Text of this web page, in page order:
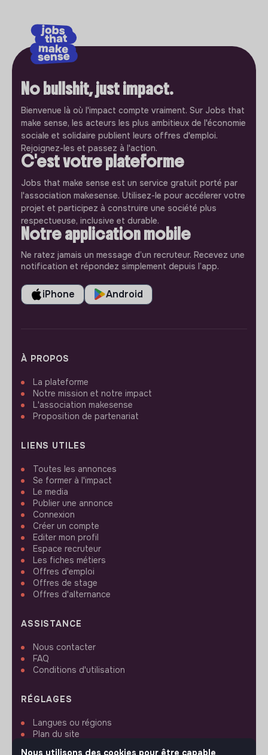
No bullshit, just impact.
Bienvenue là où l'impact compte vraiment. Sur Jobs that
make sense, les acteurs les plus ambitieux de l'économie
sociale et solidaire publient leurs offres d'emploi.
Rejoignez-les et passez à l'action.
C'est votre plateforme
Jobs that make sense est un service gratuit porté par
l'association makesense. Utilisez-le pour accélerer votre
projet et participez à construire une société plus
respectueuse, inclusive et durable.
Notre application mobile
Ne ratez jamais un message d’un recruteur. Recevez une
notification et répondez simplement depuis l’app.
iPhone Android
À PROPOS
La plateforme
Notre mission et notre impact
L'association makesense
Proposition de partenariat
LIENS UTILES
Toutes les annonces
Se former à l'impact
Le media
Publier une annonce
Connexion
Créer un compte
Editer mon profil
Espace recruteur
Les fiches métiers
Offres d'emploi
Offres de stage
Offres d'alternance
ASSISTANCE
Nous contacter
FAQ
Conditions d'utilisation
RÉGLAGES
Langues ou régions
Plan du site
Nous utilisons des cookies pour être capable